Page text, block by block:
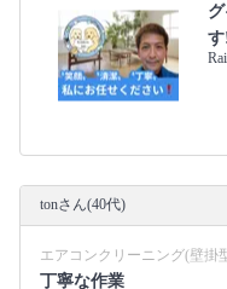
す
tonさん(40代)
エアコンクリーニング(壁掛
丁寧な作業